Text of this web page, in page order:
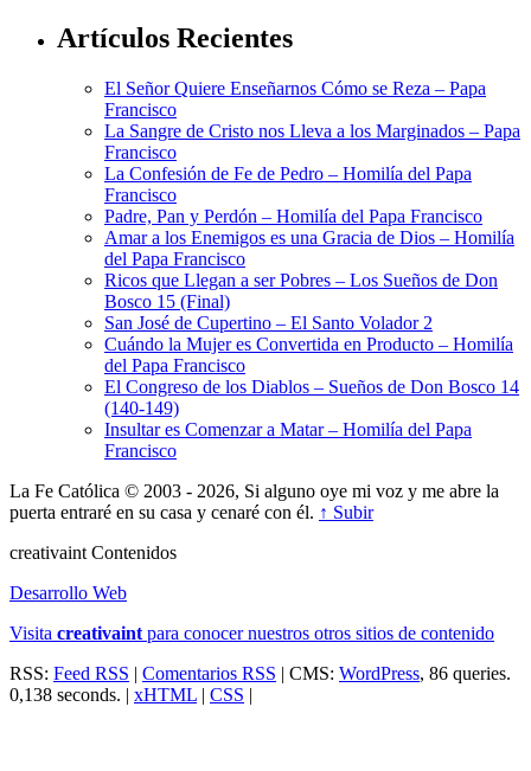
Artículos Recientes
El Señor Quiere Enseñarnos Cómo se Reza – Papa
Francisco
La Sangre de Cristo nos Lleva a los Marginados – Papa
Francisco
La Confesión de Fe de Pedro – Homilía del Papa
Francisco
Padre, Pan y Perdón – Homilía del Papa Francisco
Amar a los Enemigos es una Gracia de Dios – Homilía
del Papa Francisco
Ricos que Llegan a ser Pobres – Los Sueños de Don
Bosco 15 (Final)
San José de Cupertino – El Santo Volador 2
Cuándo la Mujer es Convertida en Producto – Homilía
del Papa Francisco
El Congreso de los Diablos – Sueños de Don Bosco 14
(140-149)
Insultar es Comenzar a Matar – Homilía del Papa
Francisco
La Fe Católica © 2003 - 2026, Si alguno oye mi voz y me abre la
puerta entraré en su casa y cenaré con él. ↑ Subir
creativaint Contenidos
Desarrollo Web
Visita creativaint para conocer nuestros otros sitios de contenido
RSS: Feed RSS | Comentarios RSS | CMS: WordPress, 86 queries.
0,138 seconds. | xHTML | CSS |